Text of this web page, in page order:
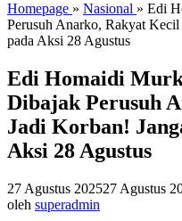
Homepage » Nasional » Edi
Perusuh Anarko, Rakyat
pada Aksi 28 Agustus
Edi Homaidi
Dibajak Perusuh
Jadi Korban!
Aksi 28 Agustus
27 Agustus 202527 Agustus
oleh superadmin